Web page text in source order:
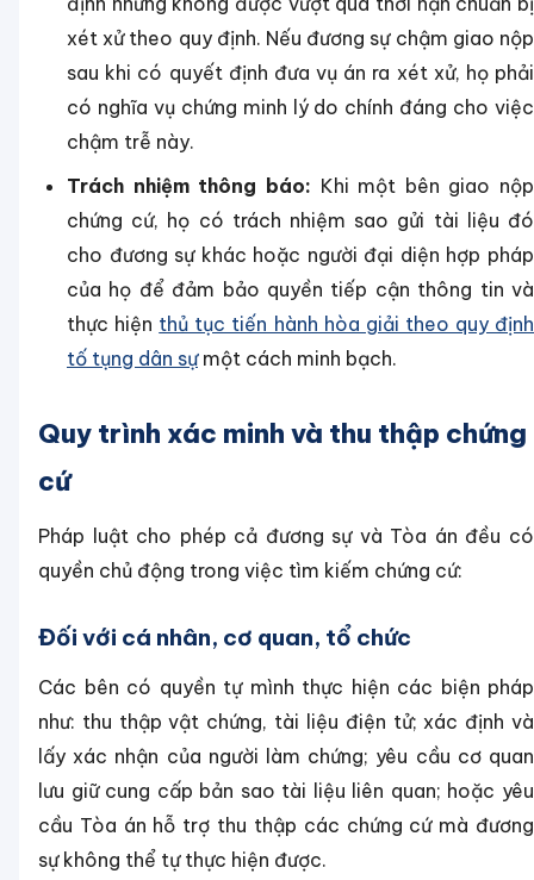
xét xử theo quy định. Nếu đương sự chậm giao nộp
sau khi có quyết định đưa vụ án ra xét xử, họ phải
có nghĩa vụ chứng minh lý do chính đáng cho việc
chậm trễ này.
Trách nhiệm thông báo: Khi một bên giao nộp
chứng cứ, họ có trách nhiệm sao gửi tài liệu đó
cho đương sự khác hoặc người đại diện hợp pháp
của họ để đảm bảo quyền tiếp cận thông tin và
thực hiện thủ tục tiến hành hòa giải theo quy định
tố tụng dân sựmột cách minh bạch.
Quy trình xác minh và thu thập chứng
cứ
Pháp luật cho phép cả đương sự và Tòa án đều có
quyền chủ động trong việc tìm kiếm chứng cứ:
Đối với cá nhân, cơ quan, tổ chức
Các bên có quyền tự mình thực hiện các biện pháp
như: thu thập vật chứng, tài liệu điện tử; xác định và
lấy xác nhận của người làm chứng; yêu cầu cơ quan
lưu giữ cung cấp bản sao tài liệu liên quan; hoặc yêu
cầu Tòa án hỗ trợ thu thập các chứng cứ mà đương
sự không thể tự thực hiện được.